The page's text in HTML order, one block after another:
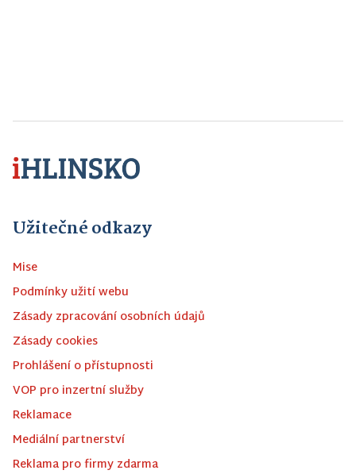
Užitečné odkazy
Mise
Podmínky užití webu
Zásady zpracování osobních údajů
Zásady cookies
Prohlášení o přístupnosti
VOP pro inzertní služby
Reklamace
Mediální partnerství
Reklama pro firmy zdarma